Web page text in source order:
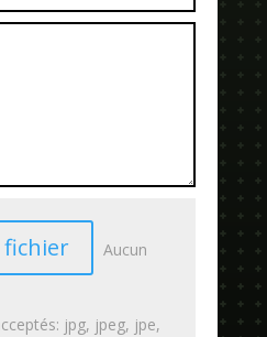
Aucun
jpg, jpeg, jpe,